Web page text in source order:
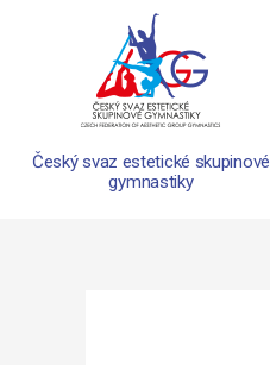
Český svaz estetické skupinové
gymnastiky